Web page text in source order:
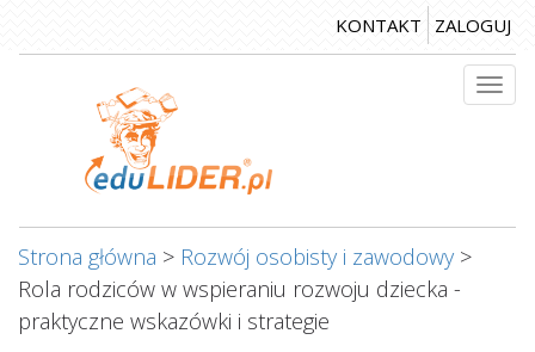
do
KONTAKT ZALOGUJ
Strona główna > Rozwój osobisty i zawodowy >
Rola rodziców w wspieraniu rozwoju dziecka -
praktyczne wskazówki i strategie